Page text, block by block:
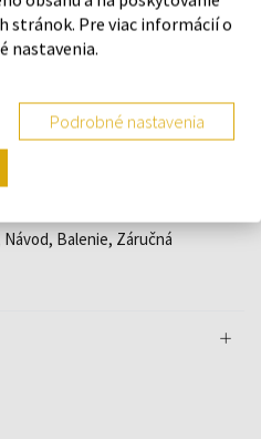
Iluminované indexy
Balenie, Záručná
stránok. Pre viac informácií o
nastavenia.
Podrobné nastavenia